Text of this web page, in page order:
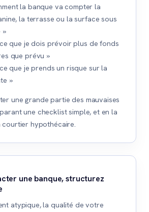
la banque va compter la
la terrasse ou la surface sous
»
que je dois prévoir plus de fonds
que prévu »
que je prends un risque sur la
»
une grande partie des mauvaises
une checklist simple, et en la
hypothécaire.
une banque, structurez
atypique, la qualité de votre